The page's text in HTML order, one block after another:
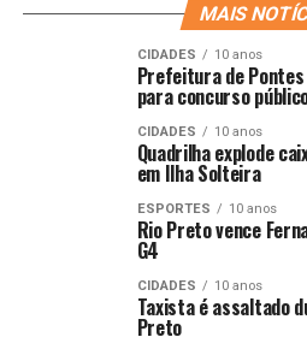
MAIS
CIDADES 10 anos
Prefeitura de
para concurso
CIDADES 10 anos
Quadrilha explode
em Ilha Solteira
ESPORTES 10 anos
Rio Preto vence
G4
CIDADES 10 anos
Taxista é assaltado
Preto